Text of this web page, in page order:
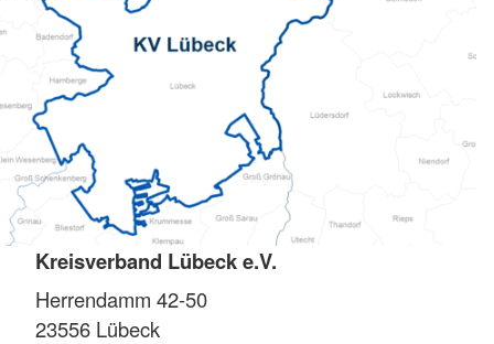
Kreisverband Lübeck e.V.
Herrendamm 42-50
23556 Lübeck